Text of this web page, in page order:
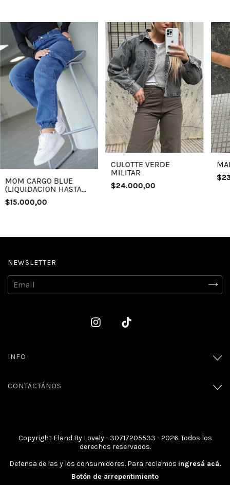
MOM CARGO BLUE
(LIQUIDACION HASTA
AGOTAR STOCK)
$15.000,00
CULOTTE VERDE
MILITAR
$24.000,00
NEWSLETTER
INFO
CONTACTÁNOS
Copyright Eland By Lovely - 30717205533 - 2026. Todos los
derechos reservados.
Defensa de las y los consumidores. Para reclamos ingresá acá.
Botón de arrepentimiento